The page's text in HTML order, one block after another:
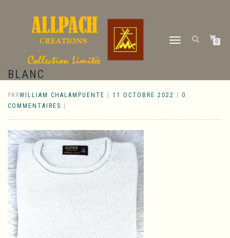
DÉPLIER
0
BLANC
PARWILLIAM CHALAMPUENTE 11 OCTOBRE 2022
0
COMMENTAIRES